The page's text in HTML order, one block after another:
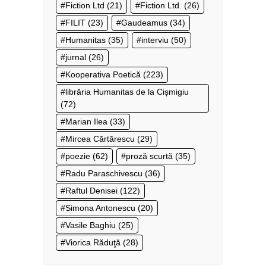
Fiction Ltd (21) Fiction Ltd. (26)
FILIT (23) Gaudeamus (34)
Humanitas (35) interviu (50)
jurnal (26)
Kooperativa Poetică (223)
librăria Humanitas de la Cișmigiu
(72)
Marian Ilea (33)
Mircea Cărtărescu (29)
poezie (62) proză scurtă (35)
Radu Paraschivescu (36)
Raftul Denisei (122)
Simona Antonescu (20)
Vasile Baghiu (25)
Viorica Răduţă (28)